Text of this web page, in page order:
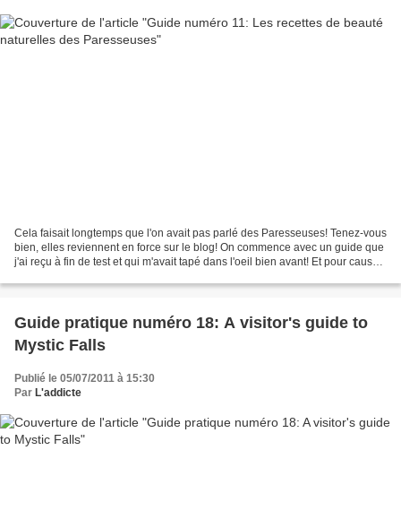
Cela faisait longtemps que l'on avait pas parlé des Paresseuses! Tenez-vous
bien, elles reviennent en force sur le blog! On commence avec un guide que
j'ai reçu à fin de test et qui m'avait tapé dans l'oeil bien avant! Et pour cause:
Guide pratique numéro 18: A visitor's guide to
Mystic Falls
Publié le 05/07/2011 à 15:30
Par L'addicte